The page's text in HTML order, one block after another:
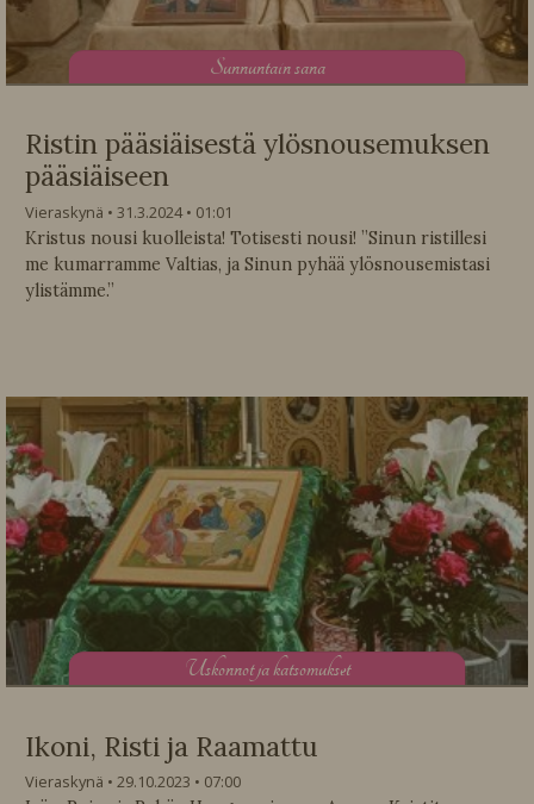
Sunnuntain sana
Ristin pääsiäisestä ylösnousemuksen
pääsiäiseen
Vieraskynä 31.3.2024
01:01
Kristus nousi kuolleista! Totisesti nousi! ”Sinun ristillesi
me kumarramme Valtias, ja Sinun pyhää ylösnousemistasi
ylistämme.”
Uskonnot ja katsomukset
Ikoni, Risti ja Raamattu
Vieraskynä 29.10.2023
07:00